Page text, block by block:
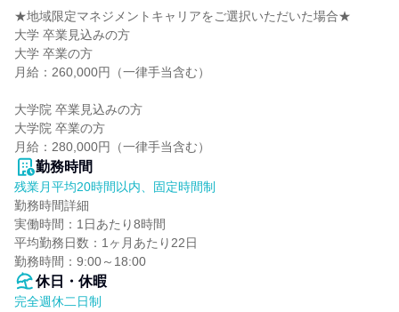
★地域限定マネジメントキャリアをご選択いただいた場合★
大学 卒業見込みの方
大学 卒業の方
月給：260,000円（一律手当含む）
大学院 卒業見込みの方
大学院 卒業の方
月給：280,000円（一律手当含む）
勤務時間
残業月平均20時間以内、固定時間制
勤務時間詳細
実働時間：1日あたり8時間
平均勤務日数：1ヶ月あたり22日
勤務時間：9:00～18:00
休日・休暇
完全週休二日制